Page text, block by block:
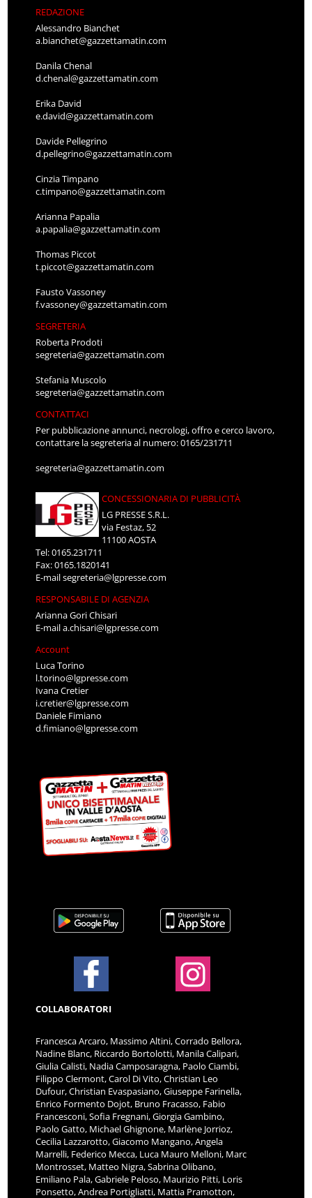
REDAZIONE
Alessandro Bianchet
a.bianchet@gazzettamatin.com
Danila Chenal
d.chenal@gazzettamatin.com
Erika David
e.david@gazzettamatin.com
Davide Pellegrino
d.pellegrino@gazzettamatin.com
Cinzia Timpano
c.timpano@gazzettamatin.com
Arianna Papalia
a.papalia@gazzettamatin.com
Thomas Piccot
t.piccot@gazzettamatin.com
Fausto Vassoney
f.vassoney@gazzettamatin.com
SEGRETERIA
Roberta Prodoti
segreteria@gazzettamatin.com
Stefania Muscolo
segreteria@gazzettamatin.com
CONTATTACI
Per pubblicazione annunci, necrologi, offro e cerco lavoro,
contattare la segreteria al numero: 0165/231711
segreteria@gazzettamatin.com
CONCESSIONARIA DI PUBBLICITÀ
LG PRESSE S.R.L.
via Festaz, 52
11100 AOSTA
Tel: 0165.231711
Fax: 0165.1820141
E-mailsegreteria@lgpresse.com
RESPONSABILE DI AGENZIA
Arianna Gori Chisari
E-maila.chisari@lgpresse.com
Account
Luca Torino
l.torino@lgpresse.com
Ivana Cretier
i.cretier@lgpresse.com
Daniele Fimiano
d.fimiano@lgpresse.com
COLLABORATORI
Francesca Arcaro, Massimo Altini, Corrado Bellora,
Nadine Blanc, Riccardo Bortolotti, Manila Calipari,
Giulia Calisti, Nadia Camposaragna, Paolo Ciambi,
Filippo Clermont, Carol Di Vito, Christian Leo
Dufour, Christian Evaspasiano, Giuseppe Farinella,
Enrico Formento Dojot, Bruno Fracasso, Fabio
Francesconi, Sofia Fregnani, Giorgia Gambino,
Paolo Gatto, Michael Ghignone, Marlène Jorrioz,
Cecilia Lazzarotto, Giacomo Mangano, Angela
Marrelli, Federico Mecca, Luca Mauro Melloni, Marc
Montrosset, Matteo Nigra, Sabrina Olibano,
Emiliano Pala, Gabriele Peloso, Maurizio Pitti, Loris
Ponsetto, Andrea Portigliatti, Mattia Pramotton,